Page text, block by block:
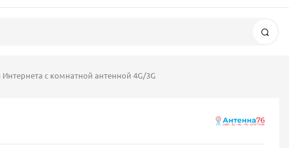
с комнатной антенной 4G/3G